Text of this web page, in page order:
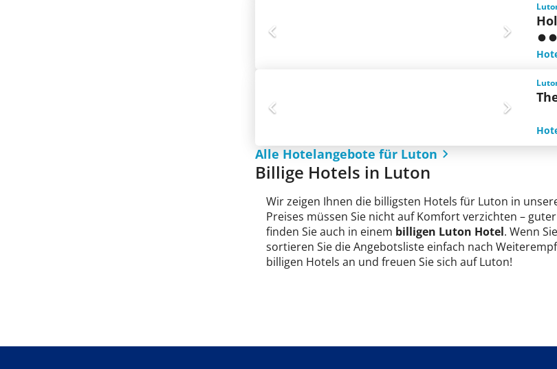
Alle Hotelangebote für Luton
Billige Hotels in Luton
Wir zeigen Ihnen die billigsten Hotels für Luton in
Preises müssen Sie nicht auf Komfort verzichten –
finden Sie auch in einem billigen Luton Hotel. Wenn
sortieren Sie die Angebotsliste einfach nach
billigen Hotels an und freuen Sie sich auf Luton!